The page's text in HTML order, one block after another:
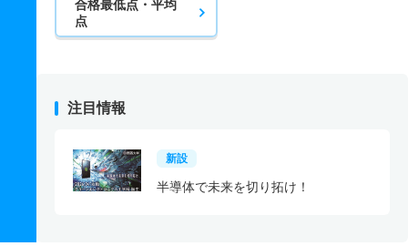
合格最低点・平均
点
注目情報
新設
半導体で未来を切り拓け！